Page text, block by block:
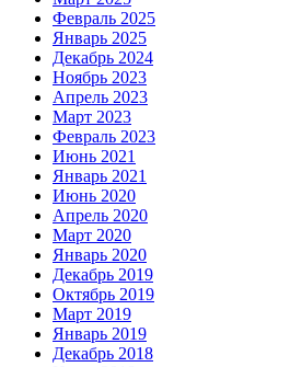
Февраль 2025
Январь 2025
Декабрь 2024
Ноябрь 2023
Апрель 2023
Март 2023
Февраль 2023
Июнь 2021
Январь 2021
Июнь 2020
Апрель 2020
Март 2020
Январь 2020
Декабрь 2019
Октябрь 2019
Март 2019
Январь 2019
Декабрь 2018